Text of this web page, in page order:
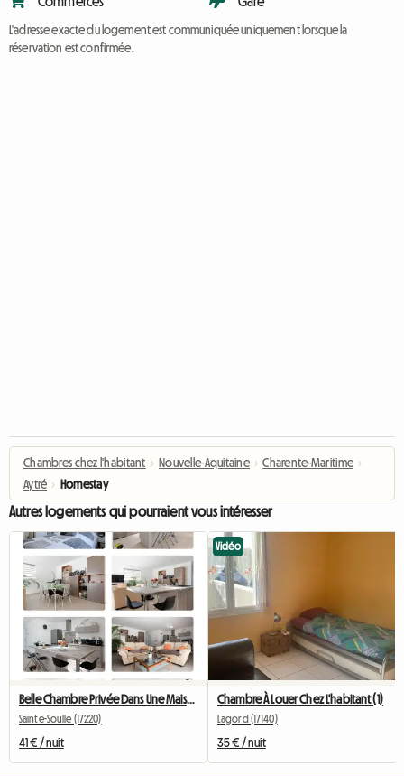
L'adresse exacte du logement est communiquée uniquement lorsque la
réservation est confirmée.
Chambres chez l'habitant › Nouvelle-Aquitaine › Charente-Maritime ›
Aytré › Homestay
Autres logements qui pourraient vous intéresser
Belle Chambre Privée Dans Une Maison Neuve
Sainte-Soulle (17220)
41 € / nuit
Vidéo
Chambre À Louer Chez L'habitant (1)
Lagord (17140)
35 € / nuit